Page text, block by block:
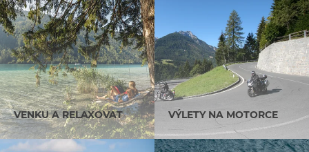
VENKU A RELAXOVAT VÝLETY NA MOTORCE